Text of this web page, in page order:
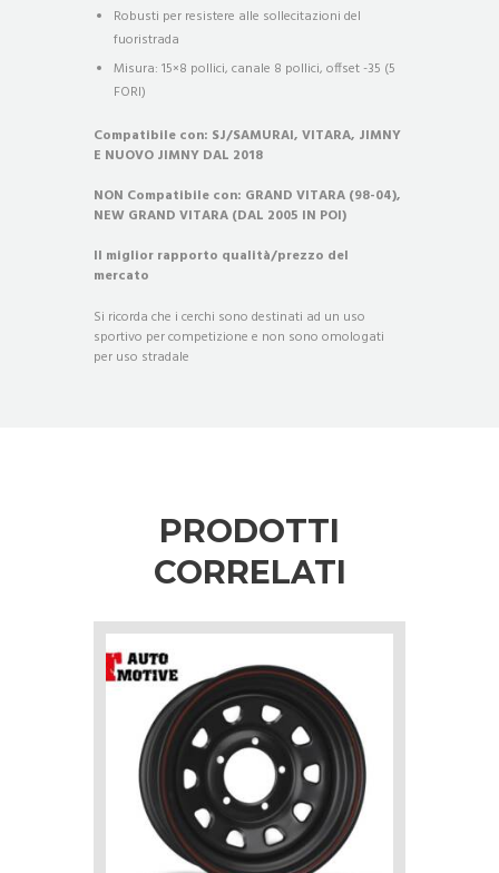
Robusti per resistere alle sollecitazioni del
fuoristrada
Misura: 15×8 pollici, canale 8 pollici, offset -35 (5
FORI)
Compatibile con: SJ/SAMURAI, VITARA, JIMNY
E NUOVO JIMNY DAL 2018
NON Compatibile con: GRAND VITARA (98-04),
NEW GRAND VITARA (DAL 2005 IN POI)
Il miglior rapporto qualità/prezzo del
mercato
Si ricorda che i cerchi sono destinati ad un uso
sportivo per competizione e non sono omologati
per uso stradale
PRODOTTI
CORRELATI